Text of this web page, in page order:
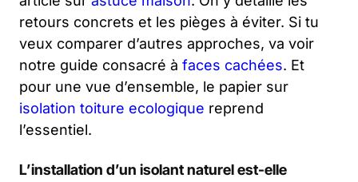
retours concrets et les pièges à éviter. Si tu
veux comparer d’autres approches, va voir
notre guide consacré à faces cachées. Et
pour une vue d’ensemble, le papier sur
isolation toiture ecologique reprend
l’essentiel.
L’installation d’un isolant naturel est-elle